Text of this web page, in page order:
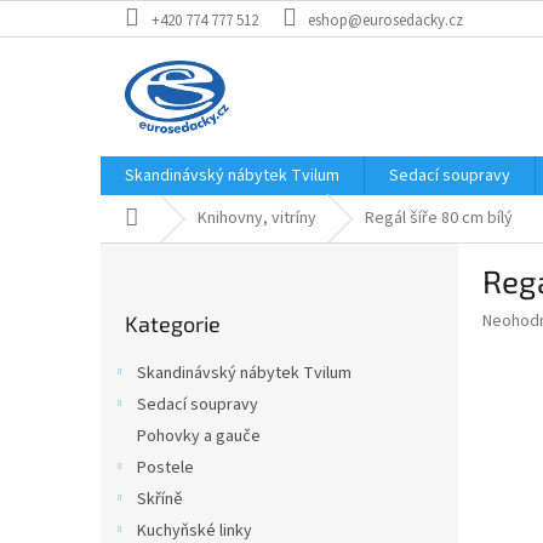
na
+420 774 777 512 eshop@eurosedacky.cz
Skandinávský nábytek Tvilum Sedací soupravy
Domů Knihovny, vitríny Regál šíře 80 cm bílý
kategorie
Kategorie
Skandinávský nábytek Tvilum
Sedací soupravy
Pohovky a gauče
Postele
Skříně
Kuchyňské linky